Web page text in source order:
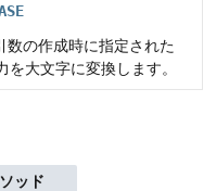
数の作成時に指定された
大文字に変換します。
ッド